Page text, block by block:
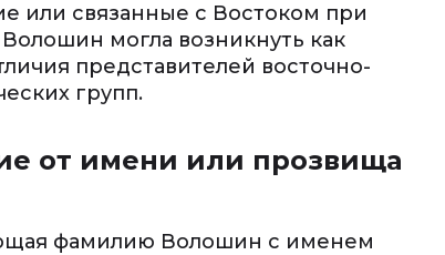
или связанные с Востоком при
могла возникнуть как
представителей восточно-
групп.
от имени или прозвища
фамилию Волошин с именем